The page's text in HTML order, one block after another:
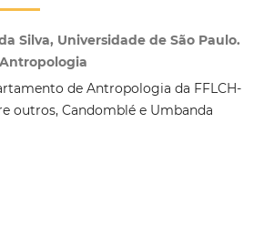
Silva, Universidade de São Paulo.
de Antropologia da FFLCH-
outros, Candomblé e Umbanda